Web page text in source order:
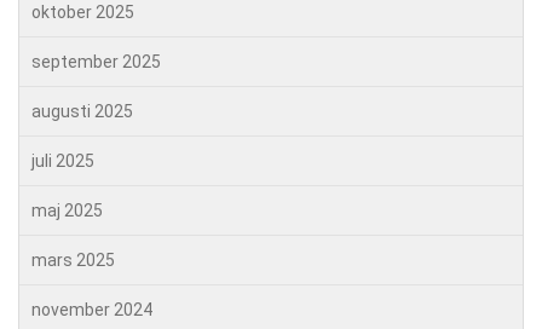
oktober 2025
september 2025
augusti 2025
juli 2025
maj 2025
mars 2025
november 2024